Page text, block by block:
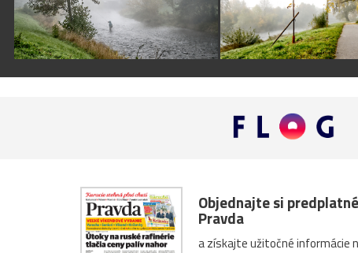
Objednajte si
Pravda
a získajte užitočné informácie